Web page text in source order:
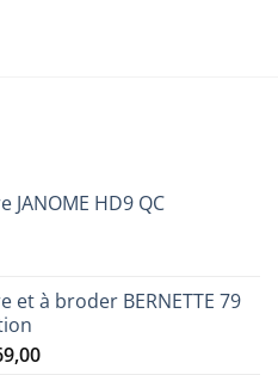
JANOME HD9 QC
et à broder BERNETTE 79
Le